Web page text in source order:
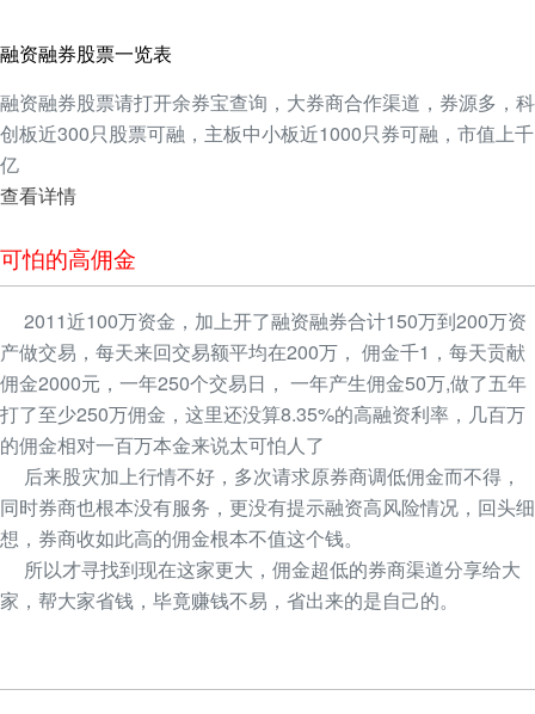
融资融券股票一览表
融资融券股票请打开余券宝查询，大券商合作渠道，券源多，科
创板近300只股票可融，主板中小板近1000只券可融，市值上千
亿
查看详情
可怕的高佣金
2011近100万资金，加上开了融资融券合计150万到200万资
产做交易，每天来回交易额平均在200万， 佣金千1，每天贡献
佣金2000元，一年250个交易日， 一年产生佣金50万,做了五年
打了至少250万佣金，这里还没算8.35%的高融资利率，几百万
的佣金相对一百万本金来说太可怕人了
后来股灾加上行情不好，多次请求原券商调低佣金而不得，
同时券商也根本没有服务，更没有提示融资高风险情况，回头细
想，券商收如此高的佣金根本不值这个钱。
所以才寻找到现在这家更大，佣金超低的券商渠道分享给大
家，帮大家省钱，毕竟赚钱不易，省出来的是自己的。